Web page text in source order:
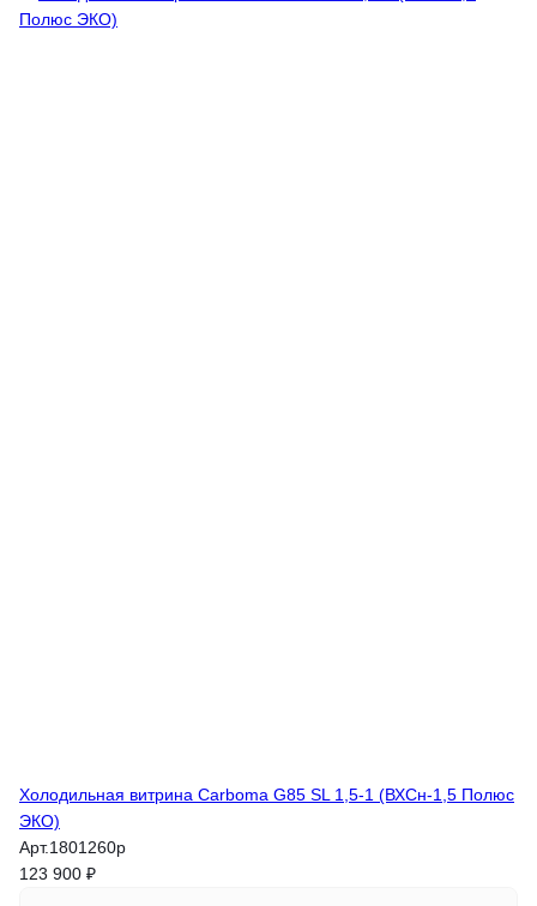
Холодильная витрина Carboma G85 SL 1,5-1 (ВХСн-1,5 Полюс
ЭКО)
Арт.1801260p
123 900 ₽